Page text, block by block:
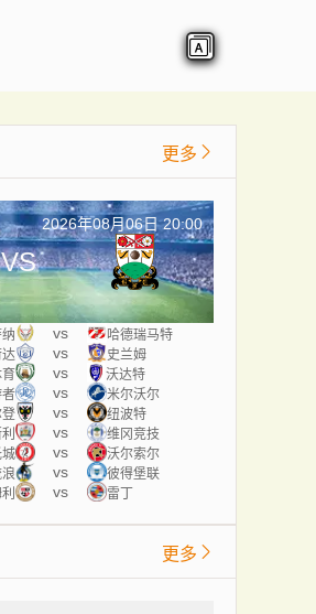
更多
2026年08月06日 20:00
VS
vs 哈德瑞马特
vs 史兰姆
育 vs 沃达特
者 vs 米尔沃尔
vs 纽波特
利 vs 维冈竞技
城 vs 沃尔索尔
浪 vs 彼得堡联
利 vs 雷丁
更多